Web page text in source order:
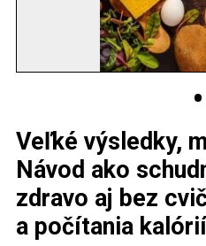
Veľké výsledky,
Návod ako
zdravo aj bez
a počítania